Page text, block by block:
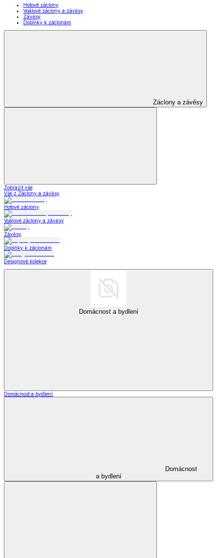
Hotové záclony
Voálové záclony a závěsy
Závěsy
Doplňky k záclonám
Záclony a závěsy
Zobrazit vše
Vše z Záclony a závěsy
Hotové záclony
Voálové záclony a závěsy
Závěsy
Doplňky k záclonám
Designové kolekce
Domácnost a bydlení
Domácnost a bydlení
Domácnost
a bydlení